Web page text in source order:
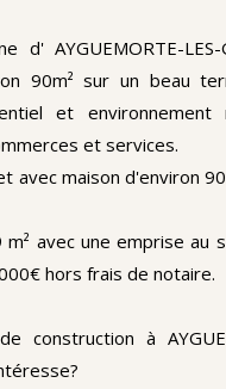
d' AYGUEMORTE-LES-
90m² sur un beau
et
et services.
avec maison d'environ
avec une emprise au
hors frais de notaire.
construction à